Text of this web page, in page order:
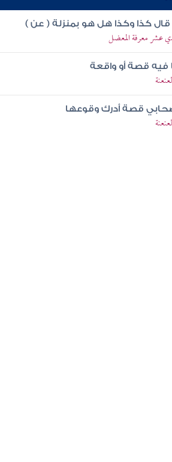
قال كذا وكذا هل هو بمنزلة ( عن )
عشر معرفة المعضل
فيه قصة أو واقعة
قصة أدرك وقوعها